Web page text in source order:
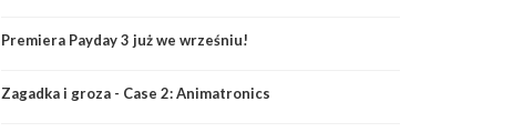
Premiera Payday 3 już we wrześniu!
Zagadka i groza - Case 2: Animatronics